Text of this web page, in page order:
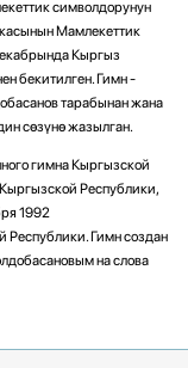
символдорунун
Мамлекеттик
Кыргыз
бекитилген. Гимн -
тарабынан жана
сөзүнө жазылган.
гимна Кыргызской
Кыргызской Республики,
1992
Республики. Гимн создан
на слова